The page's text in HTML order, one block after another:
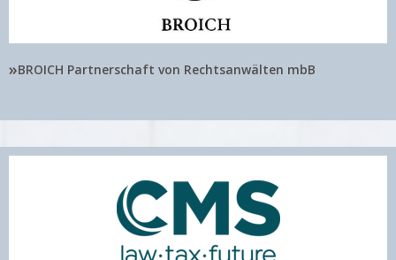
»BROICH Partnerschaft von Rechtsanwälten mbB